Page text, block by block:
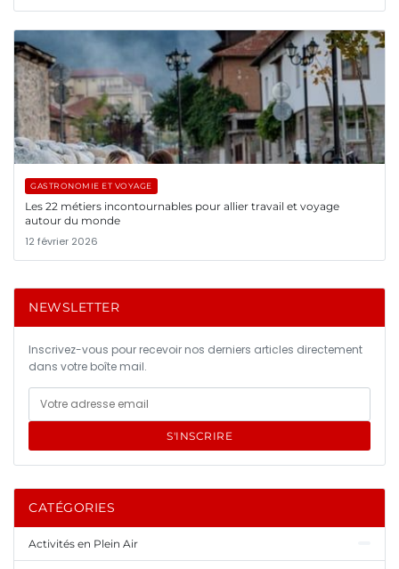
GASTRONOMIE ET VOYAGE
Les 22 métiers incontournables pour allier travail et voyage
autour du monde
12 février 2026
NEWSLETTER
Inscrivez-vous pour recevoir nos derniers articles directement
dans votre boîte mail.
S'INSCRIRE
CATÉGORIES
Activités en Plein Air